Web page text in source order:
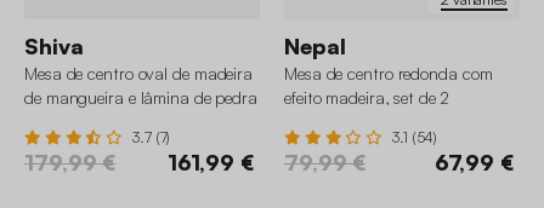
Shiva
Mesa de centro oval de madeira
de mangueira e lâmina de pedra
3.7 (7)
179,99 € 161,99 €
Nepal
Mesa de centro redonda com
efeito madeira, set de 2
3.1 (54)
79,99 € 67,99 €